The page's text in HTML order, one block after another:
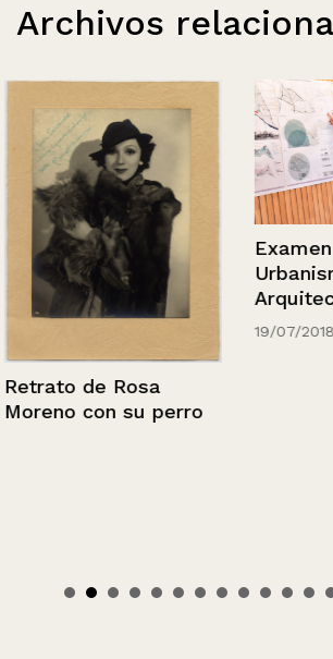
Archivos
Retrato de Rosa
Moreno con su perro
19/07/2018